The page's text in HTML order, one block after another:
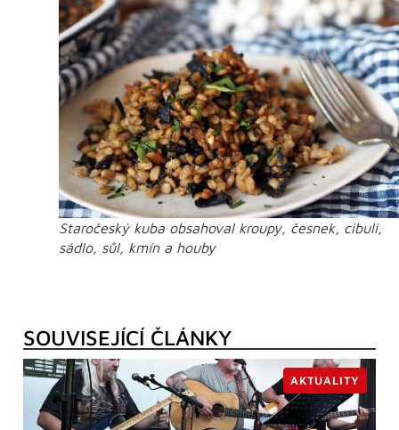
Staročeský kuba obsahoval kroupy, česnek, cibuli,
sádlo, sůl, kmín a houby
SOUVISEJÍCÍ ČLÁNKY
AKTUALITY